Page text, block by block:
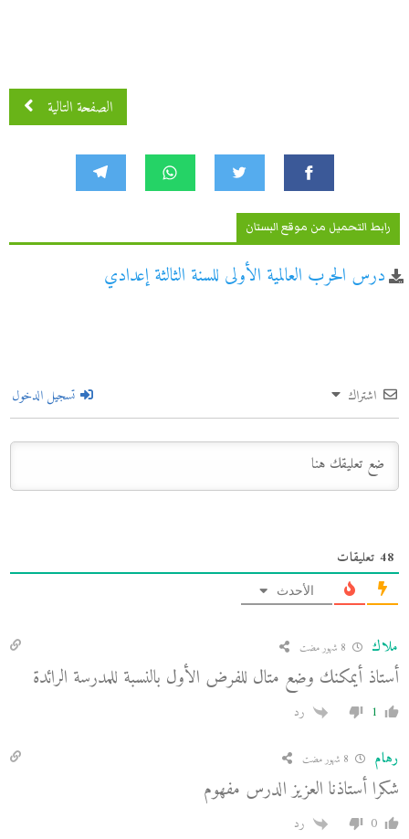
الصفحة التالية
رابط التحميل من موقع البستان
درس الحرب العالمية الأولى للسنة الثالثة إعدادي
اشتراك تسجيل الدخول
48 تعليقات
الأحدث
ملاك
أستاذ أيمكنك وضع متال للفرض الأول بالنسبة للمدرسة الرائدة
1 رد
رهام
شكرا أستاذنا العزيز الدرس مفهوم
0 رد